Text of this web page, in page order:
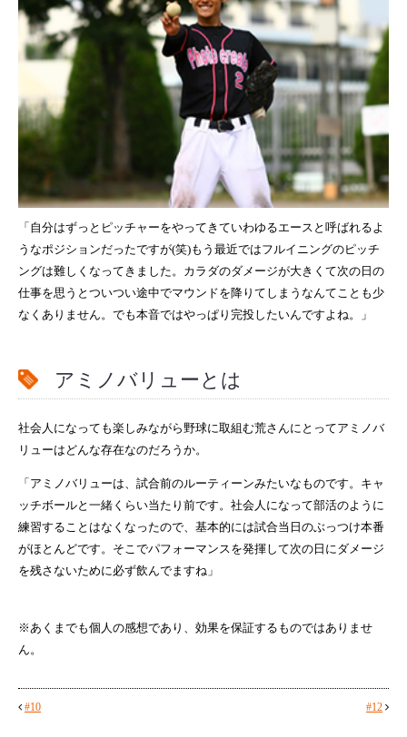
「自分はずっとピッチャーをやってきていわゆるエースと呼ばれるよ
うなポジションだったですが(笑)もう最近ではフルイニングのピッチ
ングは難しくなってきました。カラダのダメージが大きくて次の日の
仕事を思うとついつい途中でマウンドを降りてしまうなんてことも少
なくありません。でも本音ではやっぱり完投したいんですよね。」
アミノバリューとは
社会人になっても楽しみながら野球に取組む荒さんにとってアミノバ
リューはどんな存在なのだろうか。
「アミノバリューは、試合前のルーティーンみたいなものです。キャ
ッチボールと一緒くらい当たり前です。社会人になって部活のように
練習することはなくなったので、基本的には試合当日のぶっつけ本番
がほとんどです。そこでパフォーマンスを発揮して次の日にダメージ
を残さないために必ず飲んでますね」
※あくまでも個人の感想であり、効果を保証するものではありませ
ん。
#10 #12